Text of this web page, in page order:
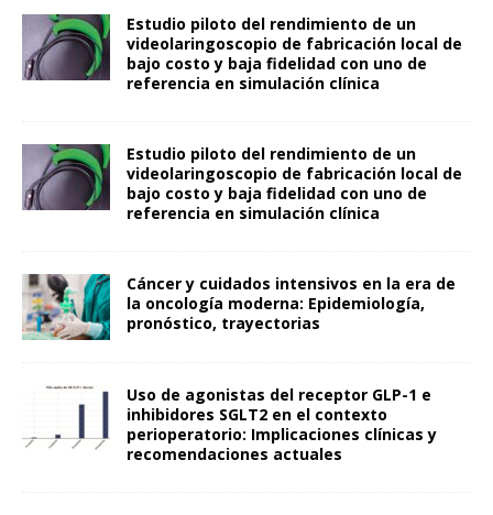
Estudio piloto del rendimiento de un
videolaringoscopio de fabricación local de
bajo costo y baja fidelidad con uno de
referencia en simulación clínica
Estudio piloto del rendimiento de un
videolaringoscopio de fabricación local de
bajo costo y baja fidelidad con uno de
referencia en simulación clínica
Cáncer y cuidados intensivos en la era de
la oncología moderna: Epidemiología,
pronóstico, trayectorias
Uso de agonistas del receptor GLP-1 e
inhibidores SGLT2 en el contexto
perioperatorio: Implicaciones clínicas y
recomendaciones actuales